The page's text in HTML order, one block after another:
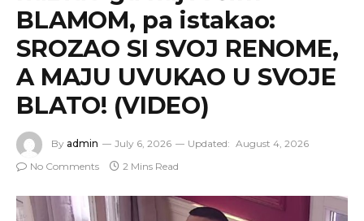
BLAMOM, pa istakao:
SROZAO SI SVOJ RENOME,
A MAJU UVUKAO U SVOJE
BLATO! (VIDEO)
By admin July 6, 2026 Updated: August 4, 2026
No Comments
2 Mins Read